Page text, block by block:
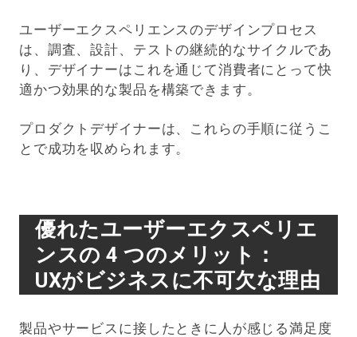
ユーザーエクスペリエンスのデザインプロセス
は、調査、設計、テストの継続的なサイクルであ
り、デザイナーはこれを通じて消費者にとって快
適かつ効果的な製品を構築できます。
プロダクトデザイナーは、これらの手順に従うこ
とで成功を収められます。
優れたユーザーエクスペリエ
ンスの 4 つのメリット：
UXがビジネスに不可欠な理由
製品やサービスに接したときに人が感じる満足度